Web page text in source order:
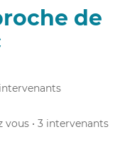
de
vous • 3 intervenants